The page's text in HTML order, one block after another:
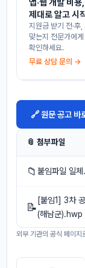
앱·웹 개발 비용,
제대로 알고 시
지원금 받기 전·후,
맞는지 전문가에게
확인하세요.
무료 상담 문의 →
🔗 원문 공고 바
📎 첨부파일
📁 붙임파일 일
📝
[붙임1] 3차
(해남군).hwp
외부 기관의 공식 페이지